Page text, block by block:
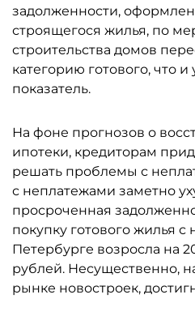
задолженности,
строящегося жилья, по
строительства домов
категорию готового, что
показатель.
На фоне прогнозов о
ипотеки, кредиторам
решать проблемы с
с неплатежами заметно
просроченная
покупку готового жилья с
Петербурге возросла на
рублей. Несущественно,
рынке новостроек,